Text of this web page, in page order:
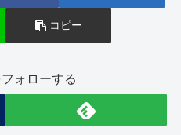
コピー
ォローする